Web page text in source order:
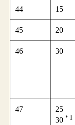
44 15
45 20
46 30
47
25
30 * 1